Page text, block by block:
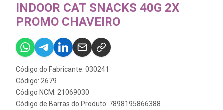
INDOOR CAT SNACKS 40G 2X
PROMO CHAVEIRO
Código do Fabricante: 030241
Código: 2679
Código NCM: 21069030
Código de Barras do Produto: 7898195866388